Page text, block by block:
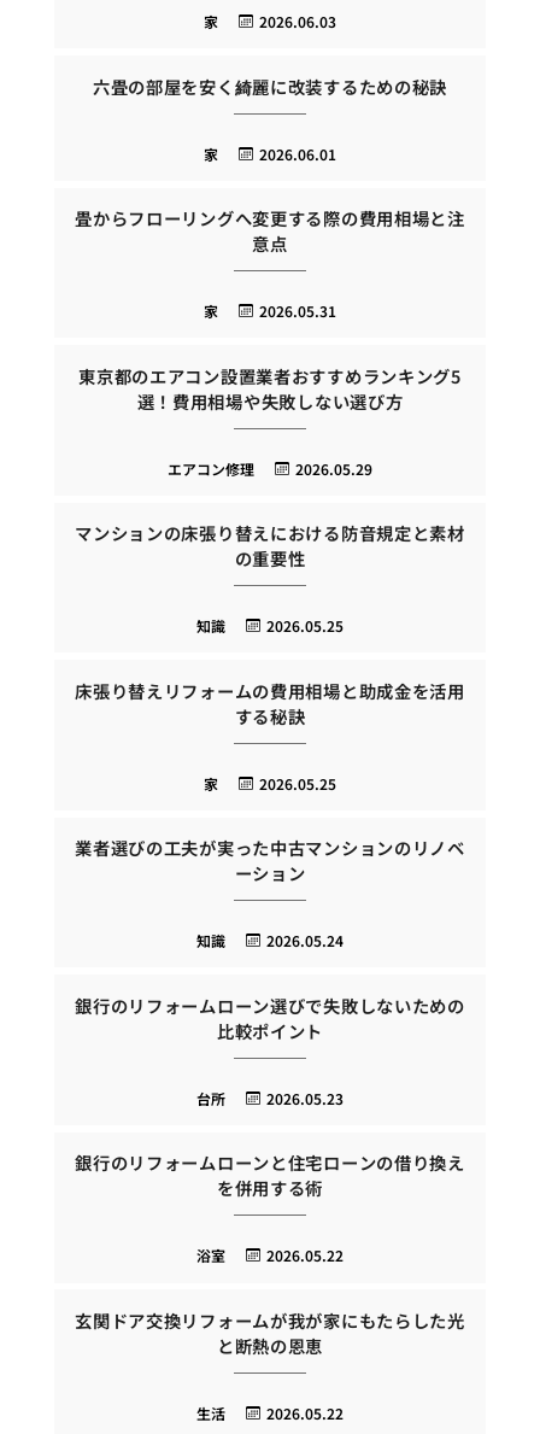
2026.06.03
家
六畳の部屋を安く綺麗に改装するための秘訣
2026.06.01
家
畳からフローリングへ変更する際の費用相場と注
意点
2026.05.31
家
東京都のエアコン設置業者おすすめランキング5
選！費用相場や失敗しない選び方
2026.05.29
エアコン修理
マンションの床張り替えにおける防音規定と素材
の重要性
2026.05.25
知識
床張り替えリフォームの費用相場と助成金を活用
する秘訣
2026.05.25
家
業者選びの工夫が実った中古マンションのリノベ
ーション
2026.05.24
知識
銀行のリフォームローン選びで失敗しないための
比較ポイント
2026.05.23
台所
銀行のリフォームローンと住宅ローンの借り換え
を併用する術
2026.05.22
浴室
玄関ドア交換リフォームが我が家にもたらした光
と断熱の恩恵
2026.05.22
生活